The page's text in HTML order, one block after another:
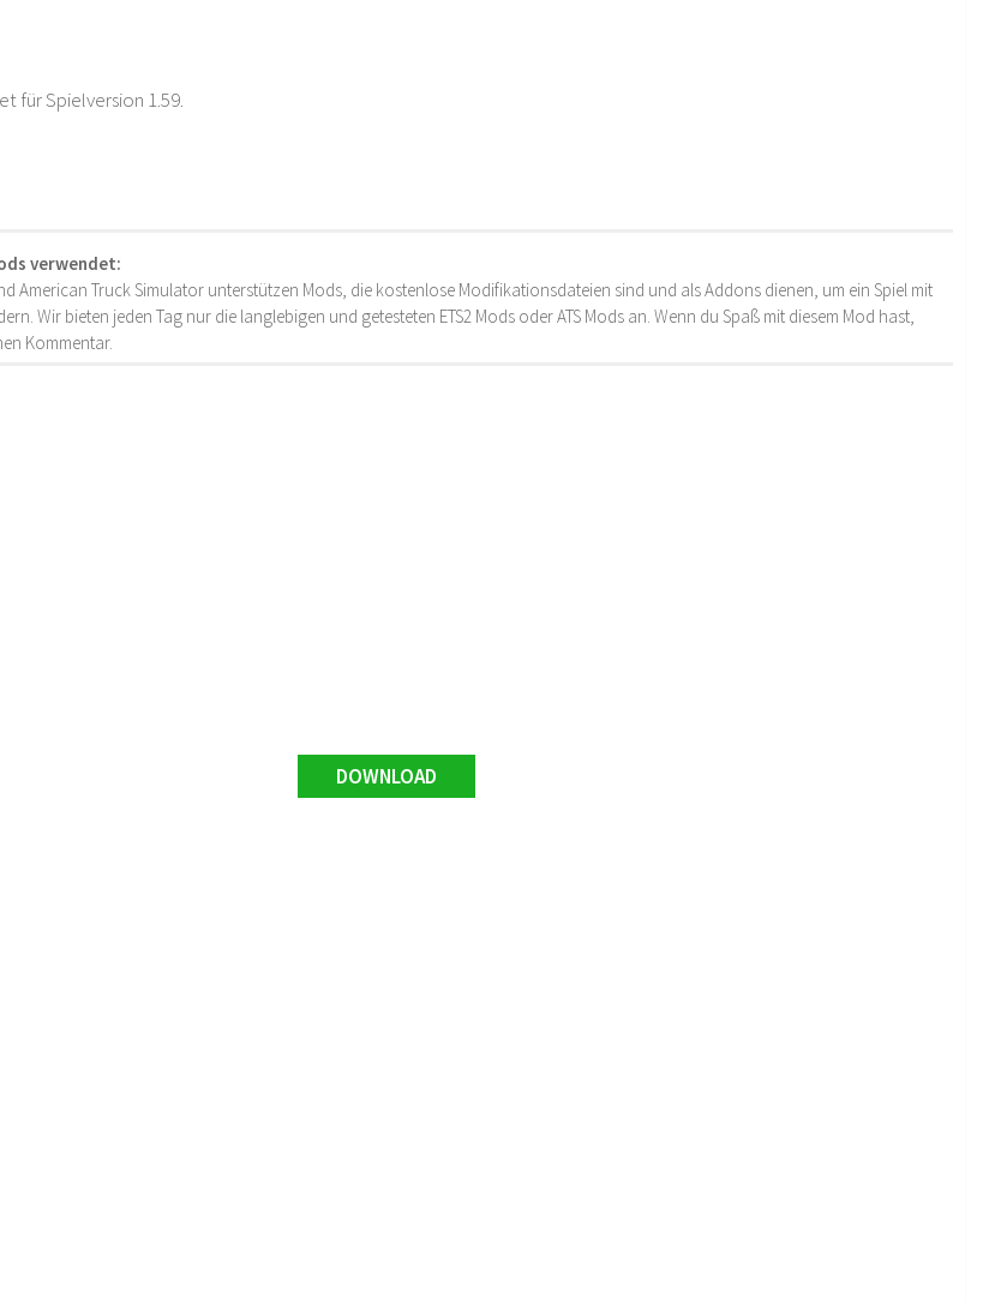
für Spielversion 1.59.
verwendet:
American Truck Simulator unterstützen Mods, die kostenlose Modifikationsdateien sind und als Addons dienen, um ein Spiel mit
Wir bieten jeden Tag nur die langlebigen und getesteten ETS2 Mods oder ATS Mods an. Wenn du Spaß mit diesem Mod hast,
Kommentar.
DOWNLOAD